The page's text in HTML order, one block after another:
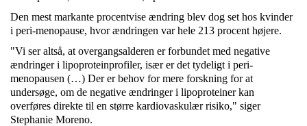
Den mest markante procentvise ændring blev dog set hos kvinder
i peri-menopause, hvor ændringen var hele 213 procent højere.
"Vi ser altså, at overgangsalderen er forbundet med negative
ændringer i lipoproteinprofiler, især er det tydeligt i peri-
menopausen (…) Der er behov for mere forskning for at
undersøge, om de negative ændringer i lipoproteiner kan
overføres direkte til en større kardiovaskulær risiko," siger
Stephanie Moreno.